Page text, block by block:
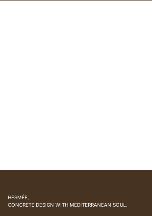
HESMÉE,
CONCRETE DESIGN WITH MEDITERRANEAN SOUL.